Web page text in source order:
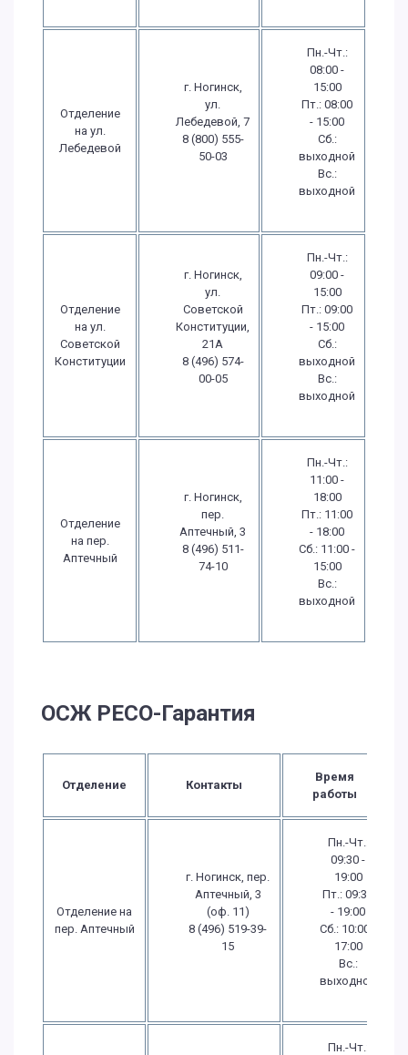
Отделение
на ул.
Лебедевой
г. Ногинск,
ул.
Лебедевой, 7
8 (800) 555-
50-03
Пн.-Чт.:
08:00 -
15:00
Пт.: 08:00
- 15:00
Сб.:
выходной
Вс.:
выходной
Отделение
на ул.
Советской
Конституции
г. Ногинск,
ул.
Советской
Конституции,
21А
8 (496) 574-
00-05
Пн.-Чт.:
09:00 -
15:00
Пт.: 09:00
- 15:00
Сб.:
выходной
Вс.:
выходной
Отделение
на пер.
Аптечный
г. Ногинск,
пер.
Аптечный, 3
8 (496) 511-
74-10
Пн.-Чт.:
11:00 -
18:00
Пт.: 11:00
- 18:00
Сб.: 11:00 -
15:00
Вс.:
выходной
ОСЖ РЕСО-Гарантия
Отделение Контакты
Время
работы
Отделение на
пер. Аптечный
г. Ногинск, пер.
Аптечный, 3
(оф. 11)
8 (496) 519-39-
15
Пн.-Чт.:
09:30 -
19:00
Пт.: 09:30
- 19:00
Сб.: 10:00 -
17:00
Вс.:
выходной
Пн.-Чт.: